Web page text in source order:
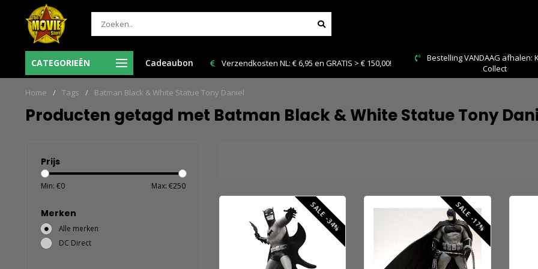
CATEGORIEËN Cadeaubon
Vr voor 12:00 uur besteld = de volgende
werkdag in huis!
Verzendkosten NL: € 6,95 en GRATIS > € 150,00!
Bestelling VANDAAG afhalen: Kies Click &
Home / Tags / Batman Black & White Statue Tony Daniel
Producten getagd met Batman Black & White Statue Tony
Prijs
Min: €0 Max: €250
Merken
Alle merken
DC Direct
SALE -34% SALE -17%